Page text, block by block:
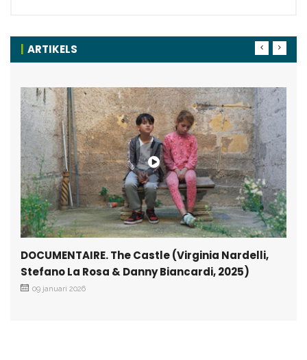
ARTIKELS
DOCUMENTAIRE. The Castle (Virginia Nardelli,
Stefano La Rosa & Danny Biancardi, 2025)
09 januari 2026